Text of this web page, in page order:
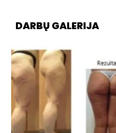
DARBŲ GALERIJA